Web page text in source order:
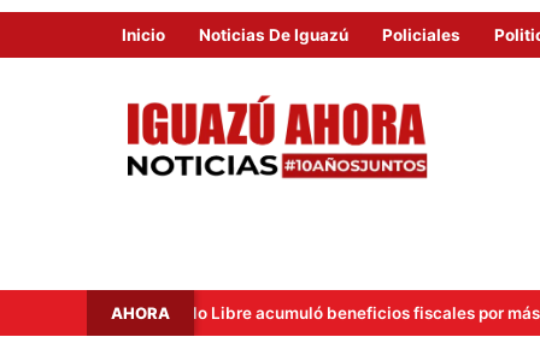
Inicio Noticias De Iguazú Policiales
AHORA
Libre acumuló beneficios fiscales por más de USD 40